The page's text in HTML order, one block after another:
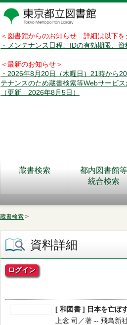
＜図書館からのお知らせ 詳細は以下を
・メンテナンス日程、IDの有効期限、
＜最新のお知らせ＞
・2026年8月20日（木曜日）21時から
テナンスのため蔵書検索等Webサービス
（更新 2026年8月5日）
蔵書検索
都内図書館等
統合検索
蔵書検索 >
資料詳細
ログイン
[ 和図書 ] 日本を亡ぼ
上念 司／著 -- 飛鳥新